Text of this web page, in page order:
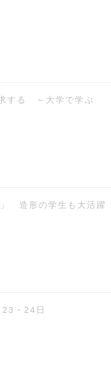
する ～大学で学ぶ
造形の学生も大活躍
・24日